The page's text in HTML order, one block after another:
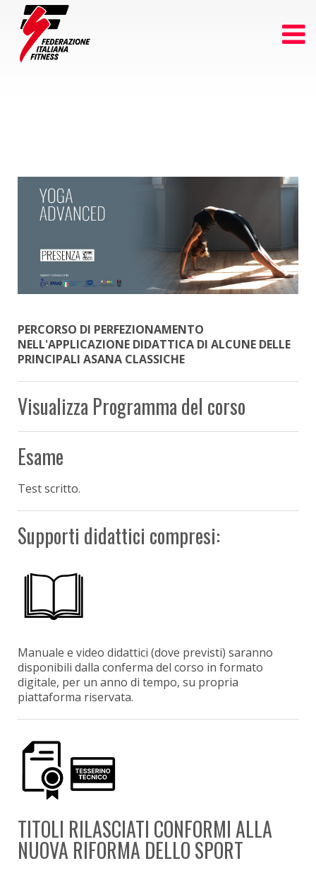
PERCORSO DI PERFEZIONAMENTO
NELL'APPLICAZIONE DIDATTICA DI ALCUNE DELLE
PRINCIPALI ASANA CLASSICHE
Visualizza Programma del corso
Esame
Test scritto.
Supporti didattici compresi:
Manuale e video didattici (dove previsti) saranno
disponibili dalla conferma del corso in formato
digitale, per un anno di tempo, su propria
piattaforma riservata.
TITOLI RILASCIATI CONFORMI ALLA
NUOVA RIFORMA DELLO SPORT